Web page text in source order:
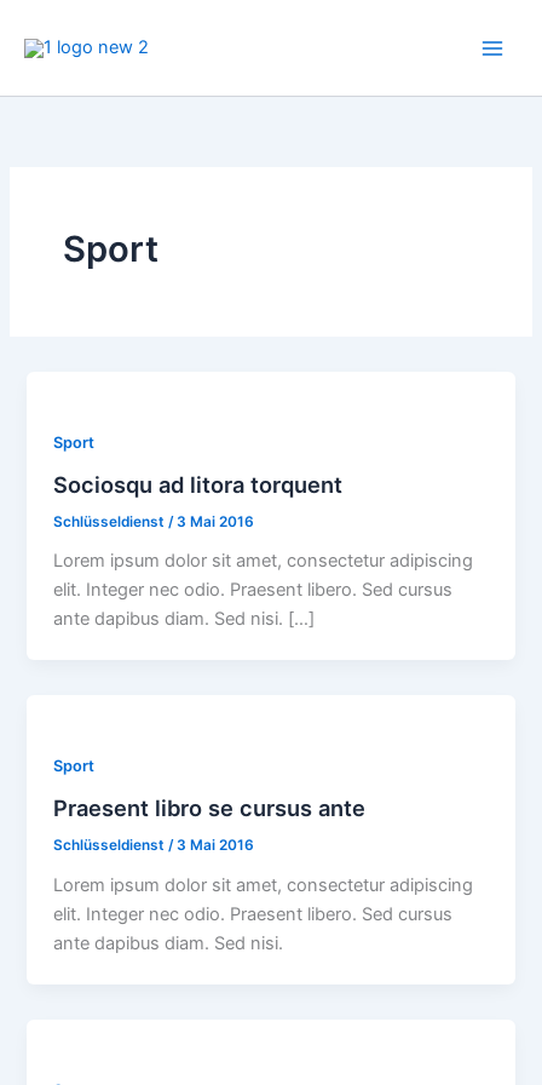
Inhalt
Sport
Sport
Sociosqu ad litora torquent
Schlüsseldienst /3 Mai 2016
Lorem ipsum dolor sit amet, consectetur adipiscing
elit. Integer nec odio. Praesent libero. Sed cursus
ante dapibus diam. Sed nisi. […]
Sport
Praesent libro se cursus ante
Schlüsseldienst/3 Mai 2016
Lorem ipsum dolor sit amet, consectetur adipiscing
elit. Integer nec odio. Praesent libero. Sed cursus
ante dapibus diam. Sed nisi.